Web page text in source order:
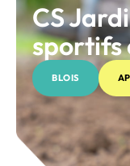
CS
sportifs
BLOIS